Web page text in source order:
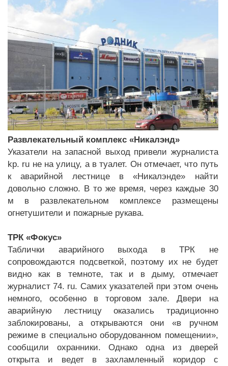
Развлекательный комплекс «Никалэнд»
Указатели на запасной выход привели журналиста
kp. ru не на улицу, а в туалет. Он отмечает, что путь
к аварийной лестнице в «Никалэнде» найти
довольно сложно. В то же время, через каждые 30
м в развлекательном комплексе размещены
огнетушители и пожарные рукава.
ТРК «Фокус»
Таблички аварийного выхода в ТРК не
сопровождаются подсветкой, поэтому их не будет
видно как в темноте, так и в дыму, отмечает
журналист 74. ru. Самих указателей при этом очень
немного, особенно в торговом зале. Двери на
аварийную лестницу оказались традиционно
заблокированы, а открываются они «в ручном
режиме в специально оборудованном помещении»,
сообщили охранники. Однако одна из дверей
открыта и ведет в захламленный коридор с